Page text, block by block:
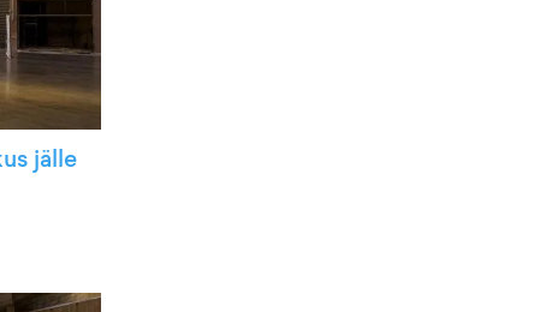
jälle